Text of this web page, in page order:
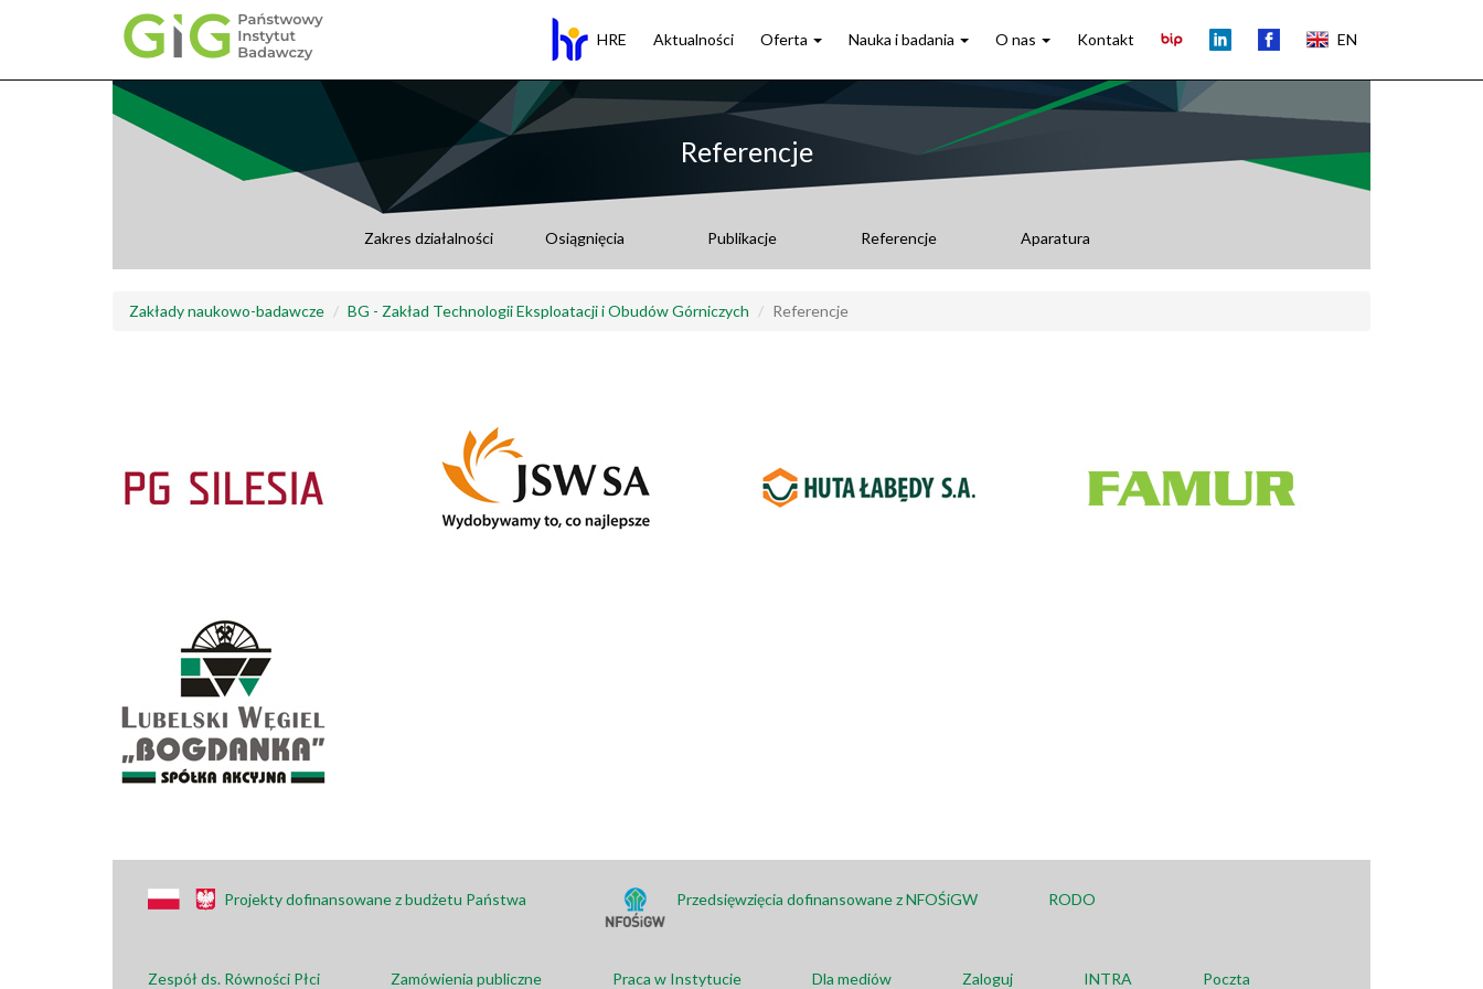
Przejdź
HRE Aktualności Oferta Nauka i badania O nas Kontakt EN
Referencje
Zakłady naukowo-badawcze BG - Zakład Technologii Eksploatacji i Obudów Górniczych Referencje
Zakres działalności Osiągnięcia Publikacje Referencje Aparatura
Projekty dofinansowane z budżetu Państwa Przedsięwzięcia dofinansowane z NFOŚiGW RODO
Zespół ds. Równości Płci Zamówienia publiczne Praca w Instytucie Dla mediów Zaloguj INTRA Poczta